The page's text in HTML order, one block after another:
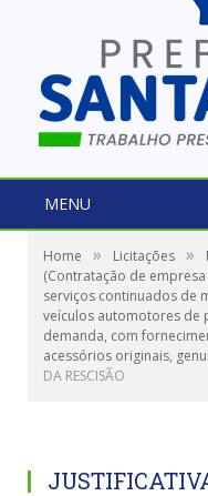
MENU
Home » Licitações »
(Contratação de
serviços continuados de
veículos automotores de
demanda, com
acessórios originais,
DA RESCISÃO